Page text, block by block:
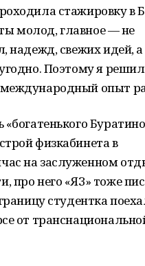
стажировку в
молод, главное — не
надежд, свежих идей, а
Поэтому я
международный опыт
физкабинета в
на заслуженном
про него «ЯЗ» тоже
студентка
от